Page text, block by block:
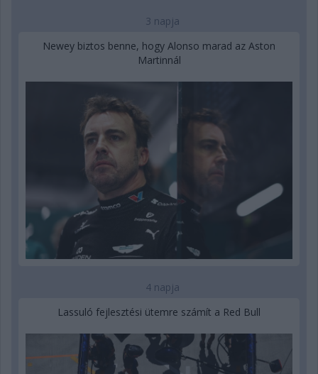
3 napja
Newey biztos benne, hogy Alonso marad az Aston
Martinnál
4 napja
Lassuló fejlesztési ütemre számít a Red Bull